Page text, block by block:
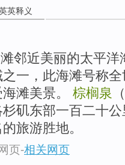
英释义
邻近美丽的太平
一，此海滩号称
滩美景。 棕榈泉 （
矶东部一百二十
旅游胜地。
页-相关网页